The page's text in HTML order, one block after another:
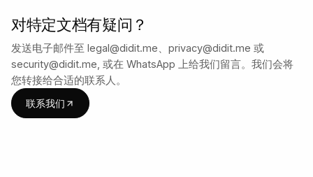
对特定文档有疑问？
发送电子邮件至 legal@didit.me、privacy@didit.me 或
security@didit.me, 或在 WhatsApp 上给我们留言。我们会将
您转接给合适的联系人。
联系我们